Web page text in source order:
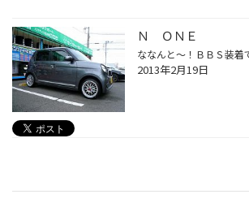
Ｎ ＯＮＥ
2013年2月19日